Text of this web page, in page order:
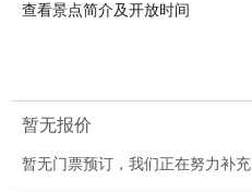
查看景点简介及开放时间
暂无报价
暂无门票预订，我们正在努力补充